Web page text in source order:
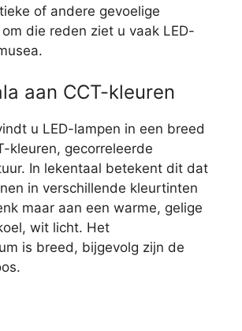
of andere gevoelige
die reden ziet u vaak LED-
aan CCT-kleuren
u LED-lampen in een breed
kleuren, gecorreleerde
In lekentaal betekent dit dat
in verschillende kleurtinten
maar aan een warme, gelige
wit licht. Het
is breed, bijgevolg zijn de